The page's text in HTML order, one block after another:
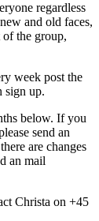
regardless
and old faces,
of the group,
week post the
sign up.
below. If you
send an
are changes
an mail
Christa on +45